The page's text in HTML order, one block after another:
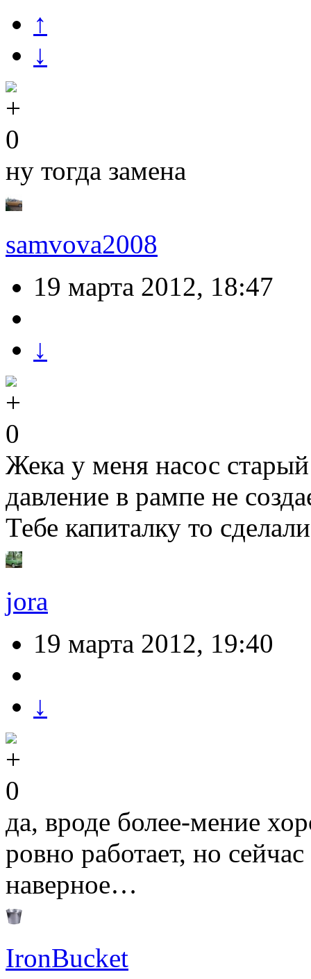
↑
↓
0
ну тогда замена
samvova2008
19 марта 2012, 18:47
↓
0
Жека у меня насос
давление в рампе не
Тебе капиталку то
jora
19 марта 2012, 19:40
↓
0
да, вроде более-мение
ровно работает, но
наверное…
IronBucket